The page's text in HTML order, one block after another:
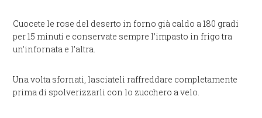
Cuocete le rose del deserto in forno già caldo a 180 gradi
per 15 minuti e conservate sempre l’impasto in frigo tra
un’infornata e l’altra.
Una volta sfornati, lasciateli raffreddare completamente
prima di spolverizzarli con lo zucchero a velo.